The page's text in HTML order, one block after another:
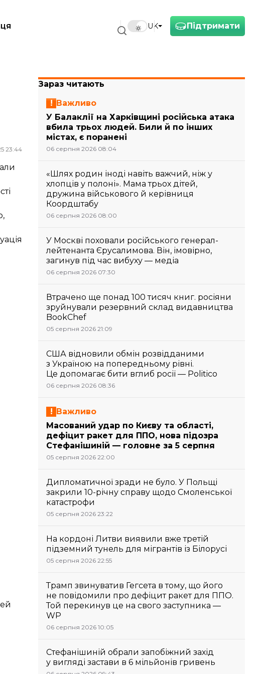
Підтримати
UK
23:44
Зараз читають
Важливо
У Балаклії на Харківщині російська атака
вбила трьох людей. Били й по інших
містах, є поранені
06 серпня 2026 08:04
«Шлях родин іноді навіть важчий, ніж у
хлопців у полоні». Мама трьох дітей,
дружина військового й керівниця
Коордштабу
06 серпня 2026 08:00
У Москві поховали російського генерал-
лейтенанта Єрусалимова. Він, імовірно,
загинув під час вибуху — медіа
06 серпня 2026 07:30
Втрачено ще понад 100 тисяч книг. росіяни
зруйнували резервний склад видавництва
BookChef
05 серпня 2026 21:09
США відновили обмін розвідданими
з Україною на попередньому рівні.
Це допомагає бити вглиб росії — Politico
06 серпня 2026 08:36
Важливо
Масований удар по Києву та області,
дефіцит ракет для ППО, нова підозра
Стефанішиній — головне за 5 серпня
05 серпня 2026 22:00
Дипломатичної зради не було. У Польщі
закрили 10-річну справу щодо Смоленської
катастрофи
05 серпня 2026 23:22
На кордоні Литви виявили вже третій
підземний тунель для мігрантів із Білорусі
05 серпня 2026 22:55
Трамп звинуватив Гегсета в тому, що його
не повідомили про дефіцит ракет для ППО.
Той перекинув це на свого заступника —
WP
06 серпня 2026 10:05
Стефанішиній обрали запобіжний захід
у вигляді застави в 6 мільйонів гривень